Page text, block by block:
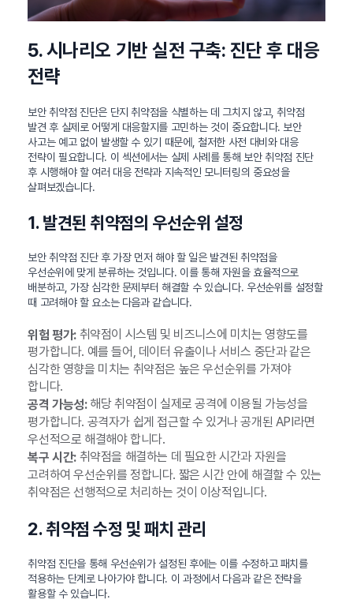
5. 시나리오 기반 실전 구축: 진단 후 대응
전략
보안 취약점 진단은 단지 취약점을 식별하는 데 그치지 않고, 취약점
발견 후 실제로 어떻게 대응할지를 고민하는 것이 중요합니다. 보안
사고는 예고 없이 발생할 수 있기 때문에, 철저한 사전 대비와 대응
전략이 필요합니다. 이 섹션에서는 실제 사례를 통해 보안 취약점 진단
후 시행해야 할 여러 대응 전략과 지속적인 모니터링의 중요성을
살펴보겠습니다.
1. 발견된 취약점의 우선순위 설정
보안 취약점 진단 후 가장 먼저 해야 할 일은 발견된 취약점을
우선순위에 맞게 분류하는 것입니다. 이를 통해 자원을 효율적으로
배분하고, 가장 심각한 문제부터 해결할 수 있습니다. 우선순위를 설정할
때 고려해야 할 요소는 다음과 같습니다.
위험 평가:취약점이 시스템 및 비즈니스에 미치는 영향도를
평가합니다. 예를 들어, 데이터 유출이나 서비스 중단과 같은
심각한 영향을 미치는 취약점은 높은 우선순위를 가져야
합니다.
공격 가능성:해당 취약점이 실제로 공격에 이용될 가능성을
평가합니다. 공격자가 쉽게 접근할 수 있거나 공개된 API라면
우선적으로 해결해야 합니다.
복구 시간:취약점을 해결하는 데 필요한 시간과 자원을
고려하여 우선순위를 정합니다. 짧은 시간 안에 해결할 수 있는
취약점은 선행적으로 처리하는 것이 이상적입니다.
2. 취약점 수정 및 패치 관리
취약점 진단을 통해 우선순위가 설정된 후에는 이를 수정하고 패치를
적용하는 단계로 나아가야 합니다. 이 과정에서 다음과 같은 전략을
활용할 수 있습니다.